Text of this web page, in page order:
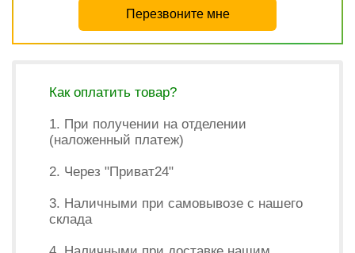
Перезвоните мне
Как оплатить товар?
1. При получении на отделении
(наложенный платеж)
2. Через "Приват24"
3. Наличными при самовывозе с нашего
склада